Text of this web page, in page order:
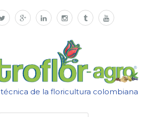
de la floricultura colombiana